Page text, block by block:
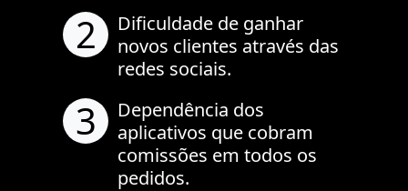
2
Dificuldade de ganhar
novos clientes através das
redes sociais.
3
Dependência dos
aplicativos que cobram
comissões em todos os
pedidos.